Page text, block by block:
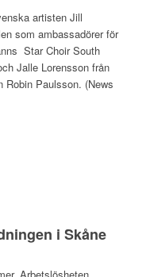
artisten Jill
som ambassadörer för
Star Choir South
Jalle Lorensson från
Robin Paulsson. (News
i Skåne